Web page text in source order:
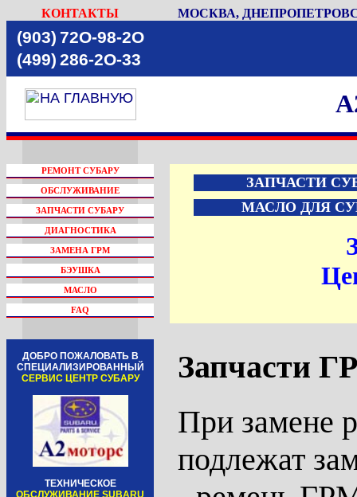
КОНТАКТЫ МОСКВА,
(903) 72O-98-2O
(499) 286-2O-33
РЕМОНТ СУБАРУ
ОБСЛУЖИВАНИЕ
ЗАПЧАСТИ СУБАРУ
ДИАГНОСТИКА
ЗАМЕНА ГРМ
БЭУШКА
МАСЛО
FAQ
ДОБРО ПОЖАЛОВАТЬ В
СПЕЦИАЛИЗИРОВАННЫЙ
СЕРВИС ЦЕНТР СУБАРУ
ТЕХНИЧЕСКОЕ
ОБСЛУЖИВАНИЕ SUBARU
ЗАПЧАСТИ
МАСЛО ДЛЯ
Запчасти
При замене
подлежат